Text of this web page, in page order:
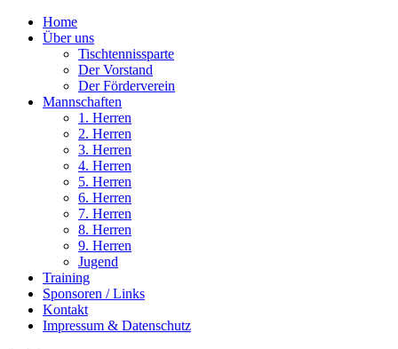
Home
Über uns
Tischtennissparte
Der Vorstand
Der Förderverein
Mannschaften
1. Herren
2. Herren
3. Herren
4. Herren
5. Herren
6. Herren
7. Herren
8. Herren
9. Herren
Jugend
Training
Sponsoren / Links
Kontakt
Impressum & Datenschutz